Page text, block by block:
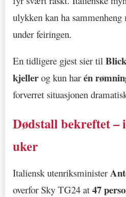
ulykken kan ha sammenheng
under feiringen.
En tidligere gjest sier til Blick
kjeller og kun harén
forverret situasjonen
Dødstall bekreftet
uker
Italiensk utenriksminister
overfor Sky TG24 at 47